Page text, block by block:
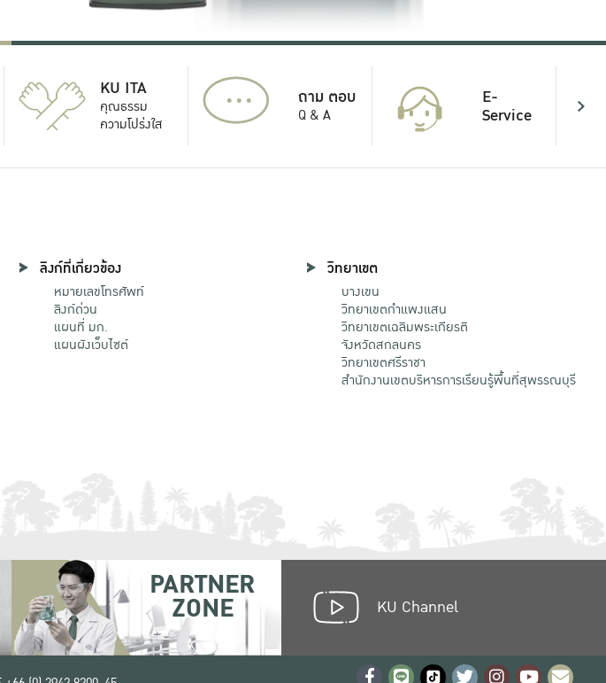
KU ITA
คุณธรรม
ความโปร่งใส
... ถาม ตอบ
Q & A
E-
Service
ลิงก์ที่เกี่ยวข้อง
หมายเลขโทรศัพท์
ลิงก์ด่วน
แผนที่ มก.
แผนผังเว็บไซต์
วิทยาเขต
บางเขน
วิทยาเขตกําแพงแสน
วิทยาเขตเฉลิมพระเกียรติ
จังหวัดสกลนคร
วิทยาเขตศรีราชา
สำนักงานเขตบริหารการเรียนรู้พื้นที่สุพรรณบุรี
PARTNER
ZONE KU Channel